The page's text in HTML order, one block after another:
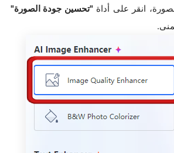
انقر على أداة"تحسين جودة الصورة"